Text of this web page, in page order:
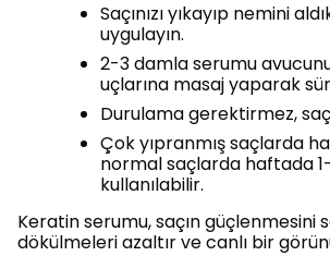
Saçınızı yıkayıp nemini
uygulayın.
2-3 damla serumu
uçlarına masaj yaparak
Durulama gerektirmez,
Çok yıpranmış saçlarda
normal saçlarda haftada
kullanılabilir.
Keratin serumu, saçın güçlenmesini
dökülmeleri azaltır ve canlı bir